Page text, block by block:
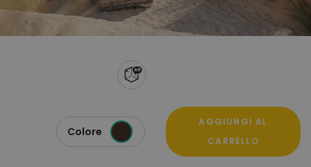
Colore
AGGIUNGI AL
CARRELLO